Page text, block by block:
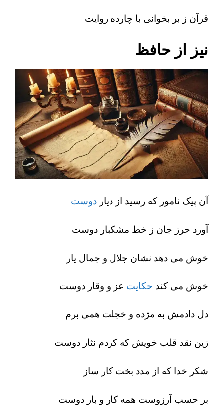
قرآن ز بر بخوانی با چارده روایت
نیز از حافظ
آن پیک نامور که رسید از دیار دوست
آورد حرز جان ز خط مشکبار دوست
خوش می دهد نشان جلال و جمال یار
خوش می کند حکایت عز و وقار دوست
دل دادمش به مژده و خجلت همی برم
زین نقد قلب خویش که کردم نثار دوست
شکر خدا که از مدد بخت کار ساز
بر حسب آرزوست همه کار و بار دوست